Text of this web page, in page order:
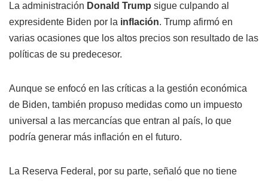
La administración Donald Trump sigue culpando al
expresidente Biden por la inflación. Trump afirmó en
varias ocasiones que los altos precios son resultado de las
políticas de su predecesor.
Aunque se enfocó en las críticas a la gestión económica
de Biden, también propuso medidas como un impuesto
universal a las mercancías que entran al país, lo que
podría generar más inflación en el futuro.
La Reserva Federal, por su parte, señaló que no tiene